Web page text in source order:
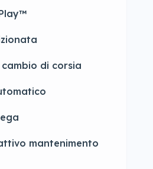
di corsia
mantenimento